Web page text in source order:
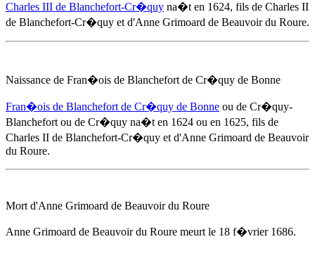
Charles III de Blanchefort-Cr�quy na�t en 1624, fils de Charles II
de Blanchefort-Cr�quy et d'Anne Grimoard de Beauvoir du Roure.
Naissance de Fran�ois de Blanchefort de Cr�quy de Bonne
Fran�ois de Blanchefort de Cr�quy de Bonne ou de Cr�quy-
Blanchefort ou de Cr�quy na�t en 1624 ou en 1625, fils de
Charles II de Blanchefort-Cr�quy et d'Anne Grimoard de Beauvoir
du Roure.
Mort d'Anne Grimoard de Beauvoir du Roure
Anne Grimoard de Beauvoir du Roure meurt le 18 f�vrier 1686.